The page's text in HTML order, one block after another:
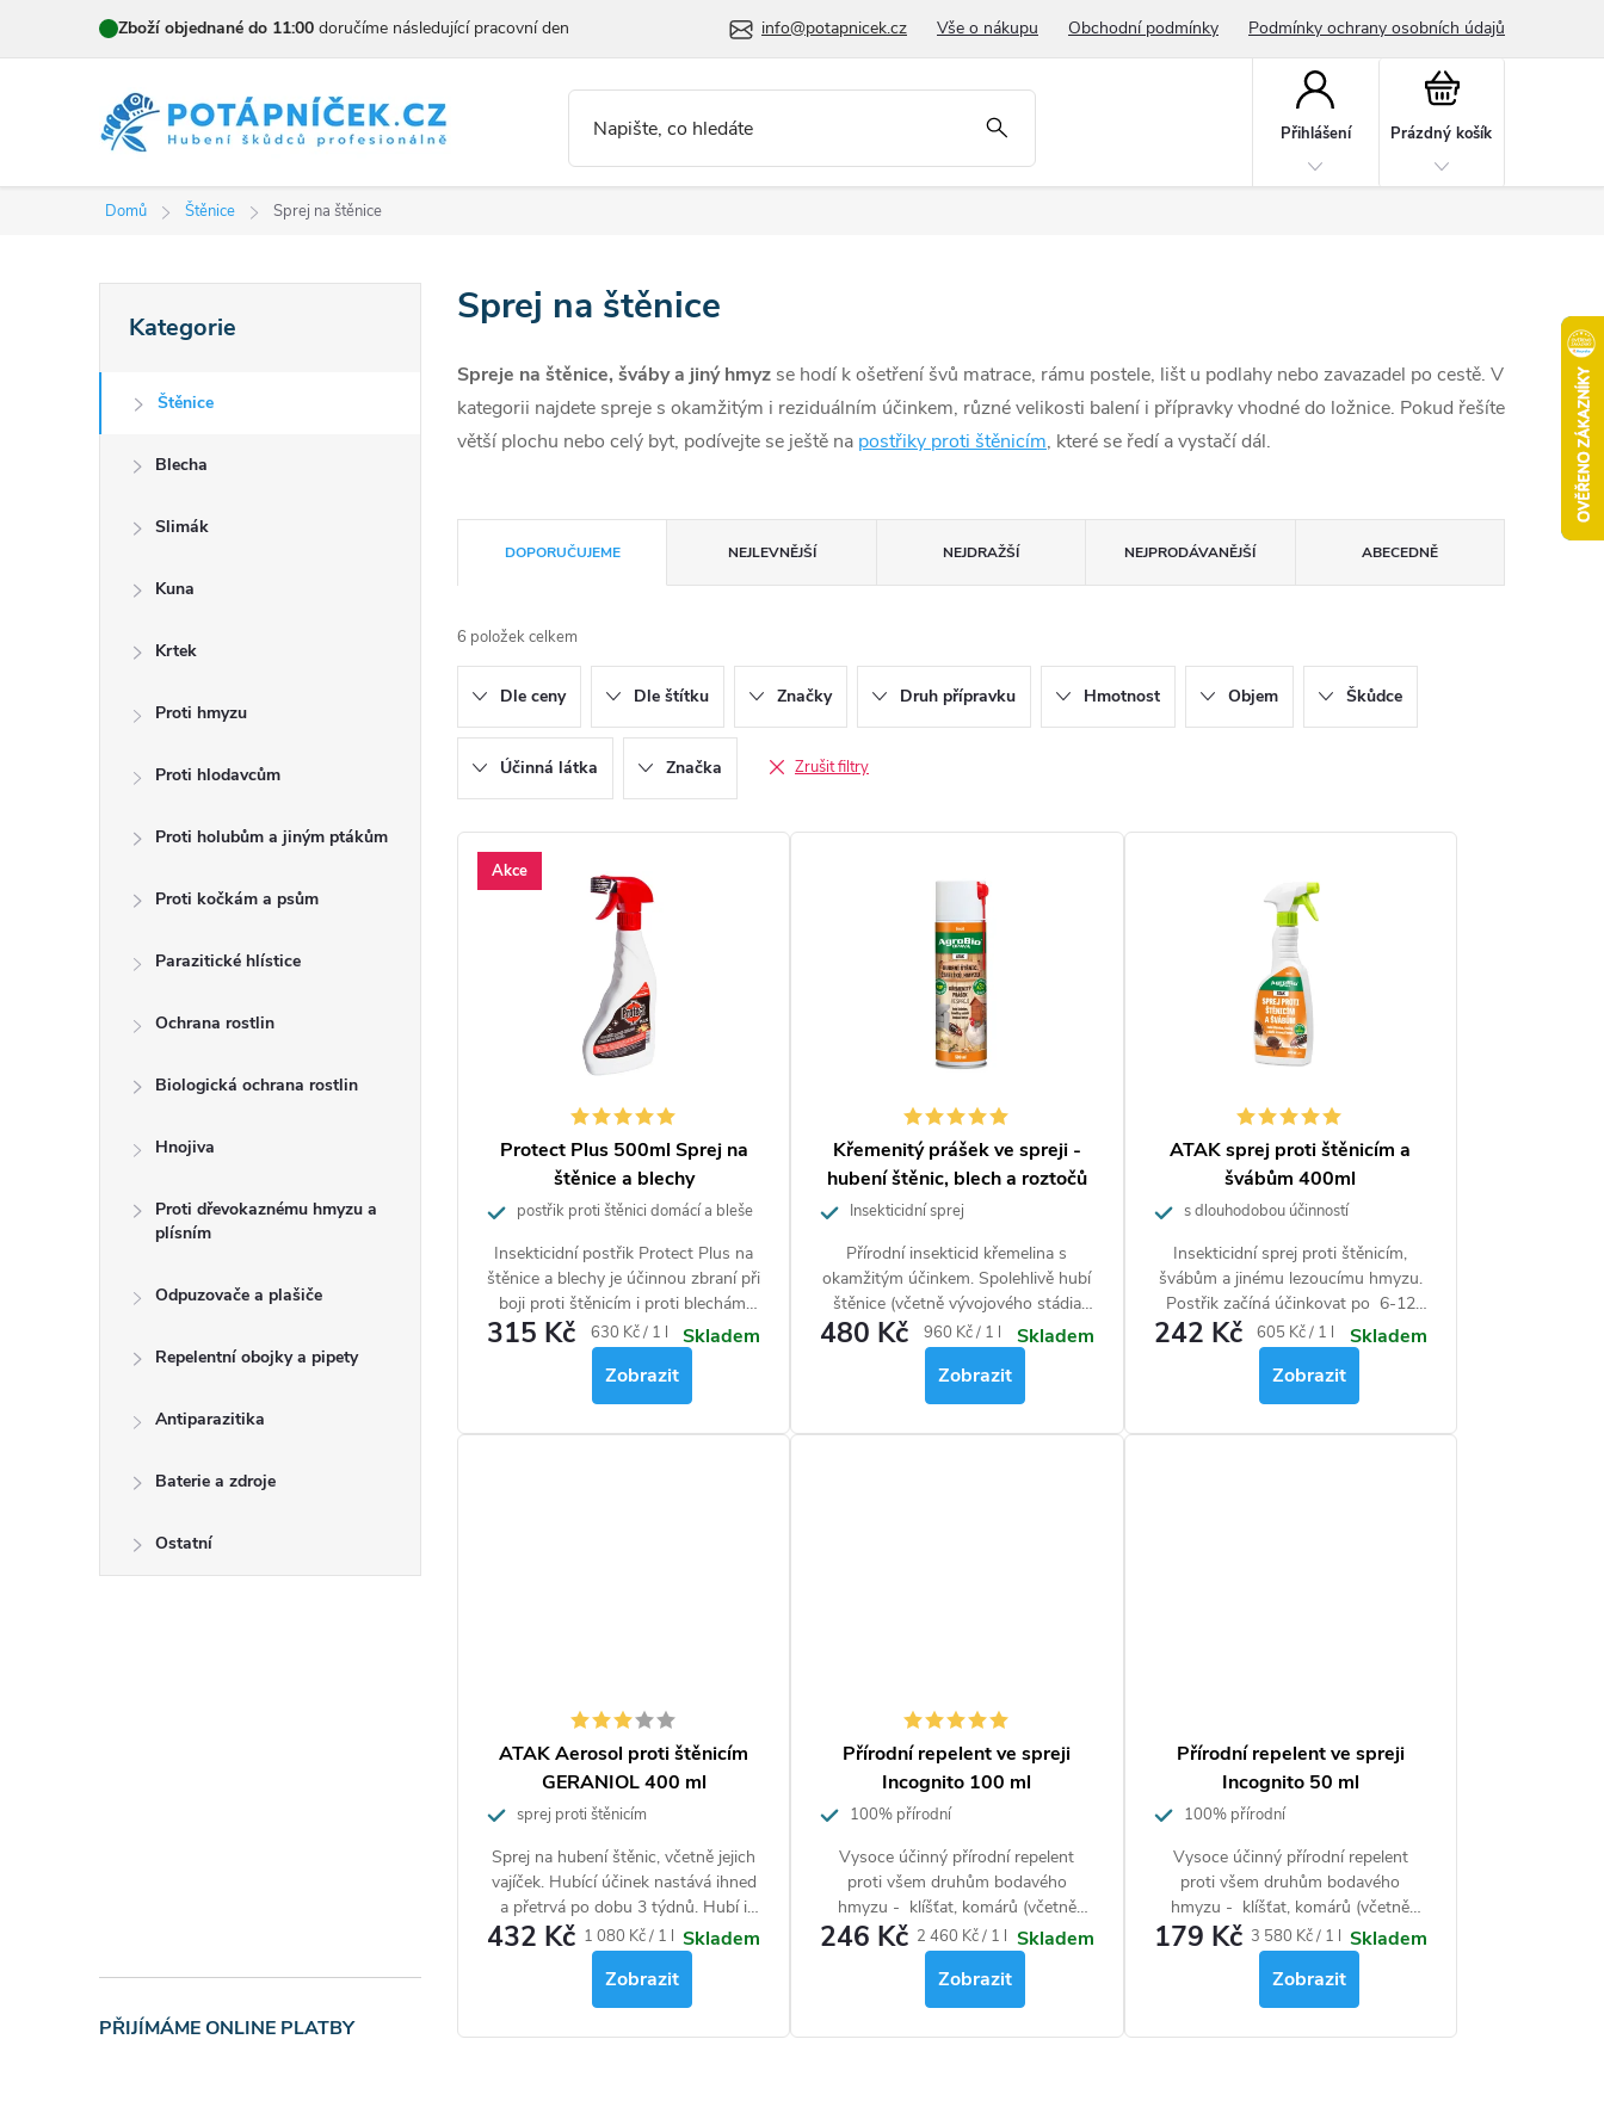
Zboží objednané do 11:00 doručíme následující pracovní den info@potapnicek.cz Vše o nákupu Obchodní podmínky Podmínky ochrany osobních údajů
Přihlášení
Nákupní
Prázdný košík
Domů Štěnice Sprej na štěnice
t
kategorie
Kategorie
Štěnice
Blecha
Slimák
Kuna
Krtek
Proti hmyzu
Proti hlodavcům
Proti holubům a jiným ptákům
Proti kočkám a psům
Parazitické hlístice
Ochrana rostlin
Biologická ochrana rostlin
Hnojiva
Proti dřevokaznému hmyzu a
plísním
Odpuzovače a plašiče
Repelentní obojky a pipety
Antiparazitika
Baterie a zdroje
Ostatní
PŘIJÍMÁME ONLINE PLATBY
Sprej na štěnice
Spreje na štěnice, šváby a jiný hmyz se hodí košetření švů matrace, rámu postele, lišt u podlahy nebo zavazadel po cestě. V
kategorii najdete spreje s okamžitým i reziduálním účinkem, různé velikosti balení i přípravky vhodné do ložnice. Pokud řešíte
větší plochu nebo celý byt, podívejte se ještě na postřiky proti štěnicím, které se ředí a vystačí dál.
a
z
e
n
p
DOPORUČUJEME NEJLEVNĚJŠÍ NEJDRAŽŠÍ NEJPRODÁVANĚJŠÍ ABECEDNĚ
6 položek celkem
Dle ceny Dle štítku Značky Druh přípravku Hmotnost Objem Škůdce
Účinná látka Značka Zrušit filtry
V Akce
Protect Plus 500ml Sprej na
štěnice a blechy
postřik proti štěnici domácí a bleše
Insekticidní postřik Protect Plus na
štěnice a blechy je účinnou zbraní při
boji proti štěnicím i proti blechám.
Je vhodný zejména pro úplnou
likvidaci štěnic či blech v
počátečních fázích zamoření.
Díky mechanickému rozprašovači se
postřik aplikuje snadno a bezpečně.
315 Kč
Měrná
630 Kč / 1 l
Skladem
Zobrazit
Křemenitý prášek ve spreji -
hubení štěnic, blech a roztočů
500 ml
Insekticidní sprej
Přírodní insekticid křemelina s
okamžitým účinkem. Spolehlivě hubí
štěnice (včetně vývojového stádia
dospělci, nymfy, vajíčka), blechy,
mravence a dále čmelíky a jiné
roztoče.
480 Kč
Měrná
960 Kč / 1 l
Skladem
Zobrazit
ATAK sprej proti štěnicím a
švábům 400ml
s dlouhodobou účinností
Insekticidní sprej proti štěnicím,
švábům a jinému lezoucímu hmyzu.
Postřik začíná účinkovat po 6-12
hodinách a na hmyz působí po dobu
2-3 měsíců pokud není mechanicky
odstraněn.
242 Kč
Měrná
605 Kč / 1 l
Skladem
Zobrazit
ATAK Aerosol proti štěnicím
GERANIOL 400 ml
sprej proti štěnicím
Sprej na hubení štěnic, včetně jejich
vajíček. Hubící účinek nastává ihned
a přetrvá po dobu 3 týdnů. Hubí i
blechy, moly, komáry.
432 Kč Měrná
1 080 Kč / 1 l Skladem
Zobrazit
Přírodní repelent ve spreji
Incognito 100 ml
100% přírodní
Vysoce účinný přírodní repelent
proti všem druhům bodavého
hmyzu - klíšťat, komárů (včetně
komára tygrovaného), blech, štěnic,
muchniček, vos, včel, much, koutulí,
ovádů a dalších. Neobsahuje DEET.
246 Kč Měrná
2 460 Kč / 1 l Skladem
Zobrazit
Přírodní repelent ve spreji
Incognito 50 ml
100% přírodní
Vysoce účinný přírodní repelent
proti všem druhům bodavého
hmyzu - klíšťat, komárů (včetně
komára tygrovaného), blech, štěnic,
muchniček, vos, včel, much, koutulí,
ovádů a dalších. Neobsahuje DEET.
179 Kč Měrná
3 580 Kč / 1 l Skladem
Zobrazit